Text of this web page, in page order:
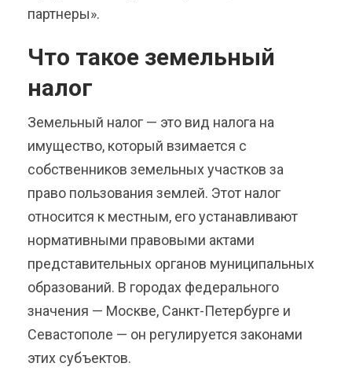
партнеры».
Что такое земельный
налог
Земельный налог — это вид налога на
имущество, который взимается с
собственников земельных участков за
право пользования землей. Этот налог
относится к местным, его устанавливают
нормативными правовыми актами
представительных органов муниципальных
образований. В городах федерального
значения — Москве, Санкт-Петербурге и
Севастополе — он регулируется законами
этих субъектов.